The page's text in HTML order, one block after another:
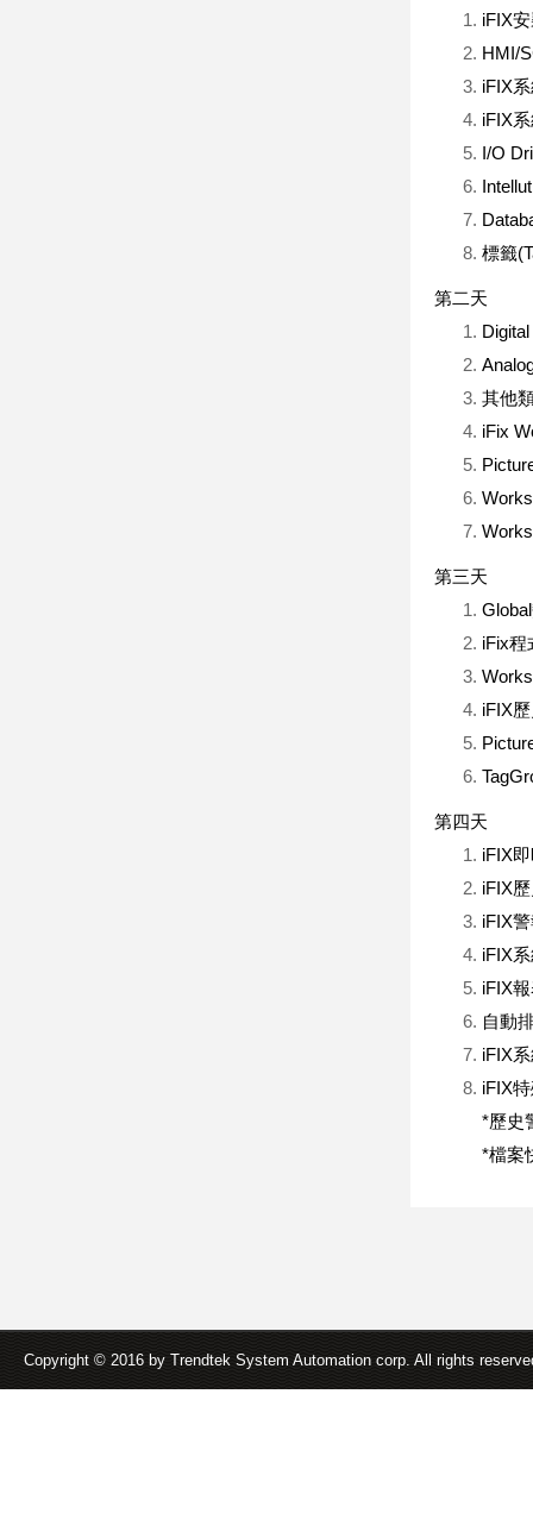
iFIX
HMI/
iFIX
iFIX
I/O
標籤
第二天
其他
iFix
第三天
iFix程
iFIX
第四天
iFIX
iFIX
iFIX
iFIX
iFIX
自動
iFIX
iFIX
*歷史
*檔案
Copyright © 2016 by Trendtek System Automation corp. All rights